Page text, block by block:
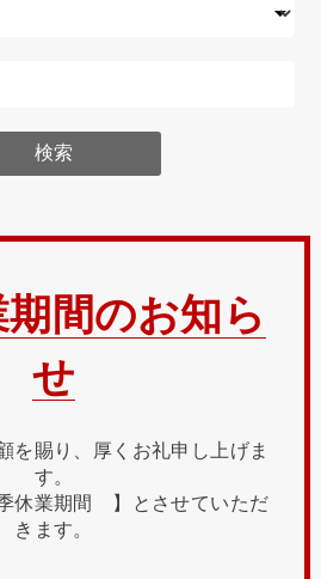
間のお知ら
せ
を賜り、厚くお礼申し上げま
す。
休業期間 】とさせていただ
きます。